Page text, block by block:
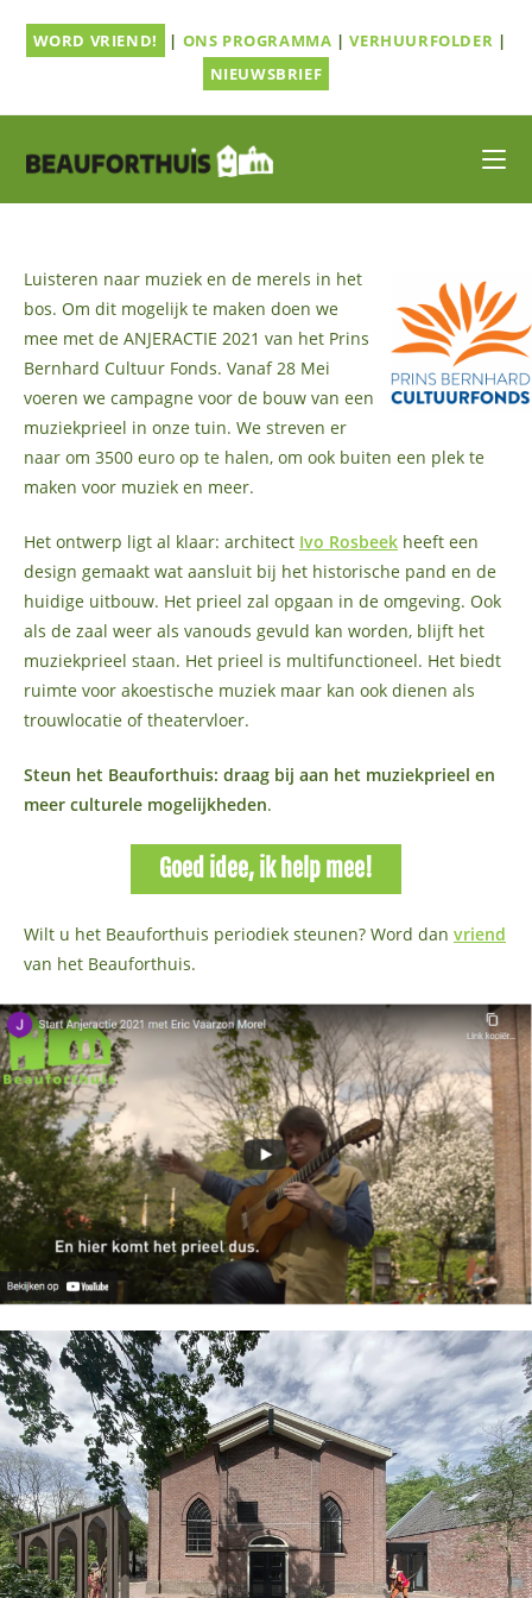
naarWORD VRIEND! | ONS PROGRAMMA |VERHUURFOLDER |
NIEUWSBRIEF
Luisteren naar muziek en de merels in het
bos. Om dit mogelijk te maken doen we
mee met de ANJERACTIE 2021 van het Prins
Bernhard Cultuur Fonds. Vanaf 28 Mei
voeren we campagne voor de bouw van een
muziekprieel in onze tuin. We streven er
naar om 3500 euro op te halen, om ook buiten een plek te
maken voor muziek en meer.
Het ontwerp ligt al klaar: architect Ivo Rosbeek heeft een
design gemaakt wat aansluit bij het historische pand en de
huidige uitbouw. Het prieel zal opgaan in de omgeving. Ook
als de zaal weer als vanouds gevuld kan worden, blijft het
muziekprieel staan. Het prieel is multifunctioneel. Het biedt
ruimte voor akoestische muziek maar kan ook dienen als
trouwlocatie of theatervloer.
Steun het Beauforthuis: draag bij aan het muziekprieel en
meer culturele mogelijkheden.
Goed idee, ik help mee!
Wilt u het Beauforthuis periodiek steunen? Word dan vriend
van het Beauforthuis.